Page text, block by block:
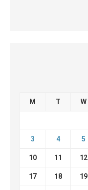
M T W
3 4 5
10 11 12
17 18 19